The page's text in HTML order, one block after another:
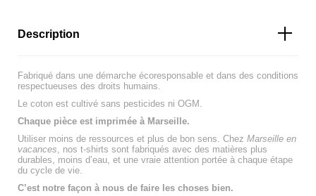
Description
Fabriqué dans une démarche écoresponsable et dans des conditions
respectueuses des droits humains.
Le coton est cultivé sans pesticides ni OGM.
Chaque pièce est imprimée à Marseille.
Utiliser moins de ressources et plus de bon sens. Chez Marseille en
vacances , nos t-shirts sont fabriqués avec des matières plus
durables, moins d’eau, et une vraie attention portée à chaque étape
du cycle de vie.
C’est notre façon à nous de faire les choses bien.